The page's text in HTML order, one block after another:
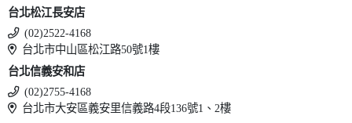
台北松江長安店
(02)2522-4168
台北市中山區松江路50號1樓
台北信義安和店
(02)2755-4168
台北市大安區義安里信義路4段136號1、2樓